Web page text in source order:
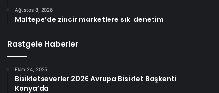
Ağustos 8, 2026
Maltepe’de zincir marketlere sıkı denetim
Rastgele Haberler
Ekim 24, 2025
Bisikletseverler 2026 Avrupa Bisiklet Başkenti
Konya’da